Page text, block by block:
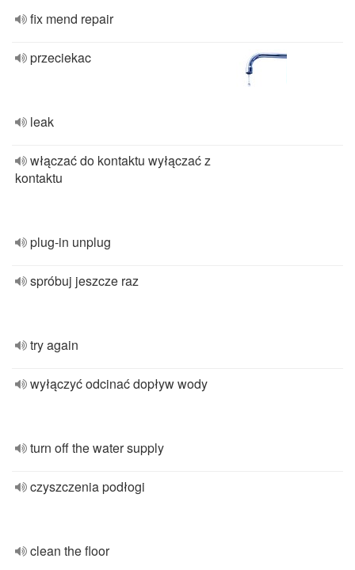
fix mend repair
przeciekac
leak
włączać do kontaktu wyłączać z
kontaktu
plug-in unplug
spróbuj jeszcze raz
try again
wyłączyć odcinać dopływ wody
turn off the water supply
czyszczenia podłogi
clean the floor